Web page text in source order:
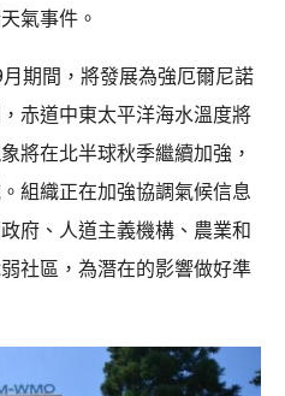
氣事件。
期間，將發展為強厄爾尼諾
赤道中東太平洋海水溫度將
將在北半球秋季繼續加強，
組織正在加強協調氣候信息
府、人道主義機構、農業和
社區，為潛在的影響做好準